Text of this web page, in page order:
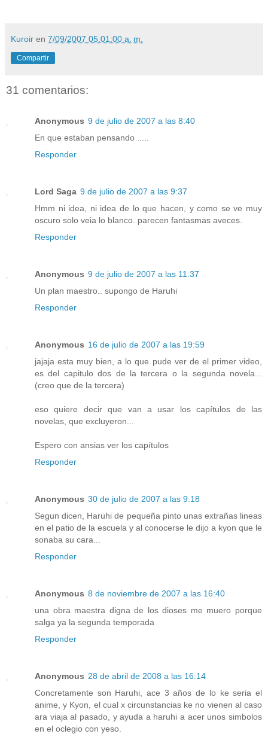
Kuroir en 7/09/2007 05:01:00 a. m.
Compartir
31 comentarios:
Anonymous 9 de julio de 2007 a las 8:40
En que estaban pensando .....
Responder
Lord Saga 9 de julio de 2007 a las 9:37
Hmm ni idea, ni idea de lo que hacen, y como se ve muy
oscuro solo veia lo blanco. parecen fantasmas aveces.
Responder
Anonymous 9 de julio de 2007 a las 11:37
Un plan maestro.. supongo de Haruhi
Responder
Anonymous 16 de julio de 2007 a las 19:59
jajaja esta muy bien, a lo que pude ver de el primer video,
es del capitulo dos de la tercera o la segunda novela...
(creo que de la tercera)
eso quiere decir que van a usar los capítulos de las
novelas, que excluyeron...
Espero con ansias ver los capítulos
Responder
Anonymous 30 de julio de 2007 a las 9:18
Segun dicen, Haruhi de pequeña pinto unas extrañas lineas
en el patio de la escuela y al conocerse le dijo a kyon que le
sonaba su cara...
Responder
Anonymous 8 de noviembre de 2007 a las 16:40
una obra maestra digna de los dioses me muero porque
salga ya la segunda temporada
Responder
Anonymous 28 de abril de 2008 a las 16:14
Concretamente son Haruhi, ace 3 años de lo ke seria el
anime, y Kyon, el cual x circunstancias ke no vienen al caso
ara viaja al pasado, y ayuda a haruhi a acer unos simbolos
en el oclegio con yeso.